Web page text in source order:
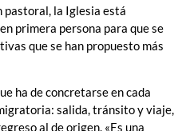
pastoral, la Iglesia está
primera persona para que se
que se han propuesto más
ha de concretarse en cada
salida, tránsito y viaje,
al de origen. «Es una